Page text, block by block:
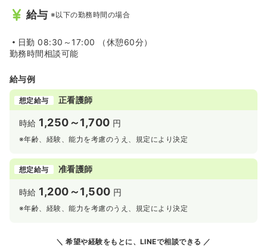
給与 ※以下の勤務時間の場合
日勤 08:30～17:00 （休憩60分）
勤務時間相談可能
給与例
想定給与 正看護師
時給 1,250～1,700 円
※年齢、経験、能力を考慮のうえ、規定により決定
想定給与 准看護師
時給 1,200～1,500 円
※年齢、経験、能力を考慮のうえ、規定により決定
希望や経験をもとに、LINEで相談できる